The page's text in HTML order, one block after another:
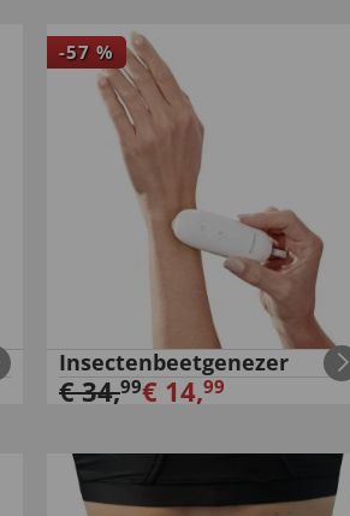
-57 %
Insectenbeetgenezer
€34,99€ 14,99